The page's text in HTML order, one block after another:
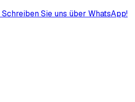
Schreiben Sie uns über WhatsApp!